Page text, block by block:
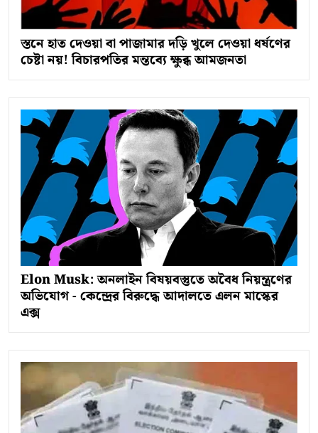
স্তনে হাত দেওয়া বা পাজামার দড়ি খুলে দেওয়া ধর্ষণের
চেষ্টা নয়! বিচারপতির মন্তব্যে ক্ষুব্ধ আমজনতা
Elon Musk: অনলাইন বিষয়বস্তুতে অবৈধ নিয়ন্ত্রণের
অভিযোগ - কেন্দ্রের বিরুদ্ধে আদালতে এলন মাস্কের
এক্স